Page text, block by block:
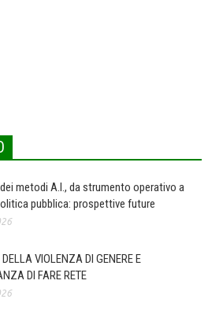
metodi A.I., da strumento operativo a
pubblica: prospettive future
VIOLENZA DI GENERE E
DI FARE RETE